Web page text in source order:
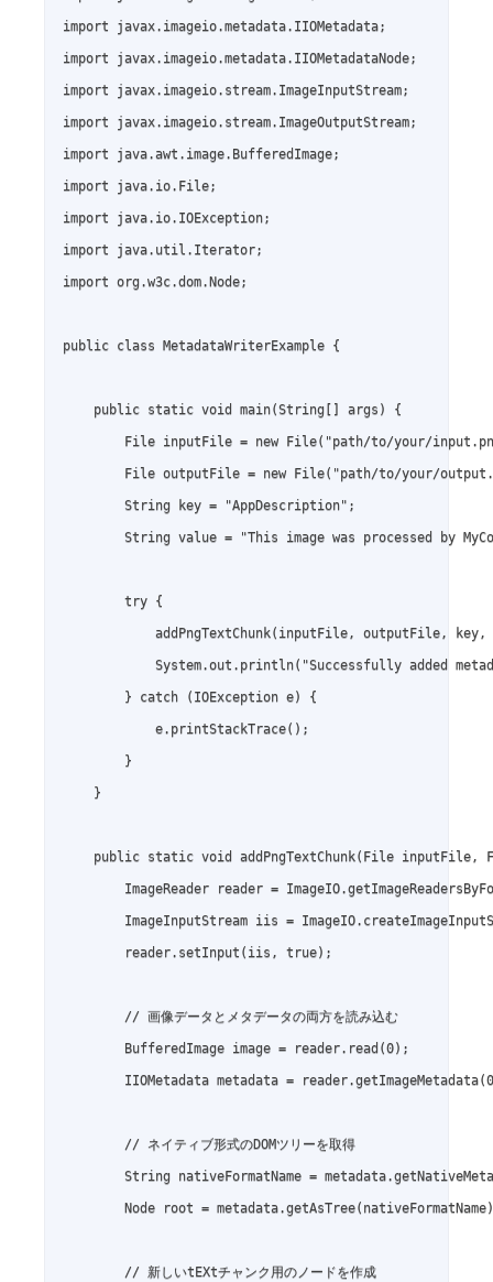
import javax.imageio.metadata.IIOMetadata;
import javax.imageio.metadata.IIOMetadataNode;
import javax.imageio.stream.ImageInputStream;
import javax.imageio.stream.ImageOutputStream;
import java.awt.image.BufferedImage;
import java.io.File;
import java.io.IOException;
import java.util.Iterator;
import org.w3c.dom.Node;
public class MetadataWriterExample {
    public static void main(String[] args) {
File inputFile = new File("path/to/your/
File outputFile = new File("path/to/your/
        String key = "AppDescription";
String value = "This image was processed by
        try {
addPngTextChunk(inputFile, outputFile, key,
System.out.println("Successfully added
        } catch (IOException e) {
            e.printStackTrace();
        }
    }
public static void addPngTextChunk(File inputFile,
ImageReader reader =
ImageInputStream iis =
        reader.setInput(iis, true);
        // 画像データとメタデータの両方を読み込む
        BufferedImage image = reader.read(0);
IIOMetadata metadata =
        // ネイティブ形式のDOMツリーを取得
String nativeFormatName =
Node root =
        // 新しいtEXtチャンク用のノードを作成